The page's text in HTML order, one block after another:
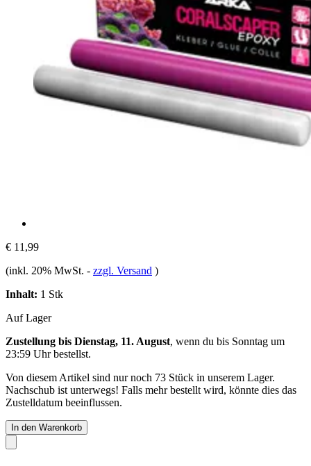
€ 11,99
(inkl. 20% MwSt. - zzgl. Versand )
Inhalt: 1 Stk
Auf Lager
Zustellung bis Dienstag, 11. August, wenn du bis Sonntag um
23:59 Uhrbestellst.
Von diesem Artikel sind nur noch 73 Stück in unserem Lager.
Nachschub ist unterwegs! Falls mehr bestellt wird, könnte dies das
Zustelldatum beeinflussen.
In den Warenkorb